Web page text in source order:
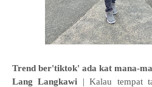
Trend ber'tiktok' ada kat mana-
Lang Langkawi | Kalau tempat